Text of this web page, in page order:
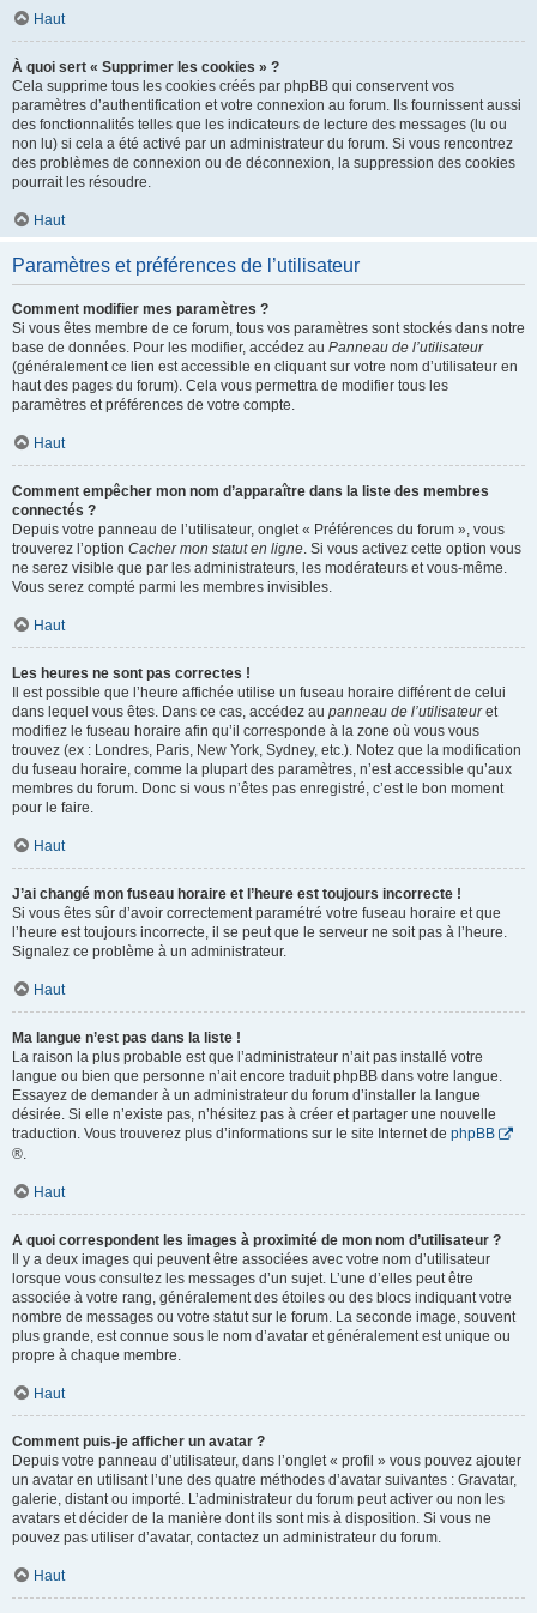
Haut
À quoi sert « Supprimer les cookies » ?
Cela supprime tous les cookies créés par phpBB qui conservent vos
paramètres d’authentification et votre connexion au forum. Ils fournissent aussi
des fonctionnalités telles que les indicateurs de lecture des messages (lu ou
non lu) si cela a été activé par un administrateur du forum. Si vous rencontrez
des problèmes de connexion ou de déconnexion, la suppression des cookies
pourrait les résoudre.
Haut
Paramètres et préférences de l’utilisateur
Comment modifier mes paramètres ?
Si vous êtes membre de ce forum, tous vos paramètres sont stockés dans notre
base de données. Pour les modifier, accédez au Panneau de l’utilisateur
(généralement ce lien est accessible en cliquant sur votre nom d’utilisateur en
haut des pages du forum). Cela vous permettra de modifier tous les
paramètres et préférences de votre compte.
Haut
Comment empêcher mon nom d’apparaître dans la liste des membres
connectés ?
Depuis votre panneau de l’utilisateur, onglet « Préférences du forum », vous
trouverez l’option Cacher mon statut en ligne. Si vous activez cette option vous
ne serez visible que par les administrateurs, les modérateurs et vous-même.
Vous serez compté parmi les membres invisibles.
Haut
Les heures ne sont pas correctes !
Il est possible que l’heure affichée utilise un fuseau horaire différent de celui
dans lequel vous êtes. Dans ce cas, accédez au panneau de l’utilisateuret
modifiez le fuseau horaire afin qu’il corresponde à la zone où vous vous
trouvez (ex : Londres, Paris, New York, Sydney, etc.). Notez que la modification
du fuseau horaire, comme la plupart des paramètres, n’est accessible qu’aux
membres du forum. Donc si vous n’êtes pas enregistré, c’est le bon moment
pour le faire.
Haut
J’ai changé mon fuseau horaire et l’heure est toujours incorrecte !
Si vous êtes sûr d’avoir correctement paramétré votre fuseau horaire et que
l’heure est toujours incorrecte, il se peut que le serveur ne soit pas à l’heure.
Signalez ce problème à un administrateur.
Haut
Ma langue n’est pas dans la liste !
La raison la plus probable est que l’administrateur n’ait pas installé votre
langue ou bien que personne n’ait encore traduit phpBB dans votre langue.
Essayez de demander à un administrateur du forum d’installer la langue
désirée. Si elle n’existe pas, n’hésitez pas à créer et partager une nouvelle
traduction. Vous trouverez plus d’informations sur le site Internet de phpBB
®.
Haut
A quoi correspondent les images à proximité de mon nom d’utilisateur ?
Il y a deux images qui peuvent être associées avec votre nom d’utilisateur
lorsque vous consultez les messages d’un sujet. L’une d’elles peut être
associée à votre rang, généralement des étoiles ou des blocs indiquant votre
nombre de messages ou votre statut sur le forum. La seconde image, souvent
plus grande, est connue sous le nom d’avatar et généralement est unique ou
propre à chaque membre.
Haut
Comment puis-je afficher un avatar ?
Depuis votre panneau d’utilisateur, dans l’onglet « profil » vous pouvez ajouter
un avatar en utilisant l’une des quatre méthodes d’avatar suivantes : Gravatar,
galerie, distant ou importé. L’administrateur du forum peut activer ou non les
avatars et décider de la manière dont ils sont mis à disposition. Si vous ne
pouvez pas utiliser d’avatar, contactez un administrateur du forum.
Haut